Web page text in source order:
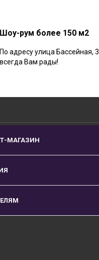
Шоу-рум более 150 м2
По адресу улица Бассейная,
всегда Вам рады!
МАГАЗИН